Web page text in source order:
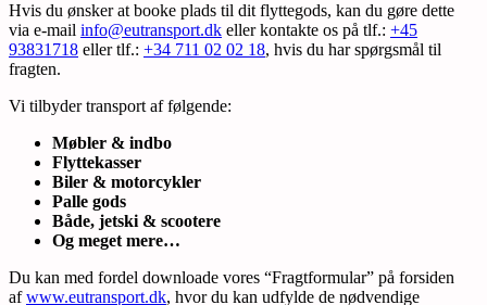
Hvis du ønsker at booke plads til dit flyttegods, kan du gøre dette
via e-mail info@eutransport.dk eller kontakte os på tlf.: +45
93831718 eller tlf.: +34 711 02 02 18, hvis du har spørgsmål til
fragten.
Vi tilbyder transport af følgende:
Møbler & indbo
Flyttekasser
Biler & motorcykler
Palle gods
Både, jetski & scootere
Og meget mere…
Du kan med fordel downloade vores “Fragtformular” på forsiden
afwww.eutransport.dk, hvor du kan udfylde de nødvendige